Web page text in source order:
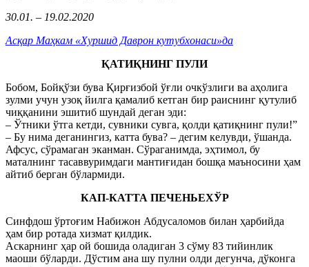
30.01. – 19.02.2020
Асқар Маҳкам «Хуршид Даврон кутубхонаси»да
ҚАТИҚНИНГ ПУЛИ
Бобом, Бойқўзи бува Қирғизбой ўғли очкўзлиги ва аҳолига
зулми учун узоқ йилга қамалиб кетган бир раиснинг қутулиб
чиққанини эшитиб шундай деган эди:
– Ўтники ўтга кетди, сувники сувга, қолди қатиқнинг пули!”
– Бу нима деганингиз, катта бува? – дегим келувди, ўшанда.
Афсус, сўрамаган эканман. Сўраганимда, эҳтимол, бу
маталнинг тасаввуримдаги мантиғидан бошқа маъносини ҳам
айтиб берган бўлармиди.
КАП-КАТТА ПЕЧЕНЬЕХЎР
Синфдош ўртоғим Набижон Абдусаломов билан ҳарбийда
ҳам бир ротада хизмат қилдик.
Аскарнинг ҳар ой бошида оладиган 3 сўму 83 тийинлик
маоши бўларди. Дўстим ана шу пулни олди дегунча, дўконга